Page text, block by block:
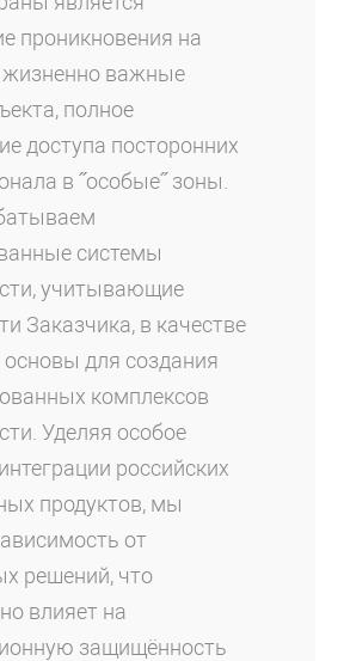
проникновения на
жизненно важные
полное
доступа посторонних
в ˝особые˝ зоны.
системы
учитывающие
Заказчика, в качестве
основы для создания
комплексов
Уделяя особое
российских
продуктов, мы
от
решений, что
влияет на
защищённость